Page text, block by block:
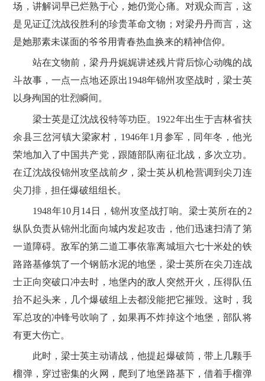
场，讲解词早已烂熟于心，她仍觉心痛。对观众而言，这
是见证辽沈战役胜利的珍贵革命文物；对梁丹丹而言，这
是她那素未谋面的爷爷用青春热血换来的精神信仰。
站在文物前，梁丹丹娓娓讲述残片背后惊心动魄的战
斗故事，一点一点地还原出1948年锦州攻坚战时，梁士英
以身殉国的壮烈瞬间。
梁士英是辽沈战役特等功臣。1922年出生于吉林省扶
余县三岔河镇大梁家村，1946年1月参军，同年冬，他光
荣地加入了中国共产党，跟随部队南征北战，多次立功。
在辽沈战役锦州攻坚战前夕，梁士英从机枪营调到尖刀连
尖刀排，担任爆破组组长。
1948年10月14日，锦州攻坚战打响。梁士英所在的2
纵队负责从锦州北面向城内发起攻击，他们迅速扫清了第
一道障碍。敌军的第二道工事依靠离城垣六七十米处的铁
路路基修筑了一个钢筋水泥的地堡，梁士英所在尖刀连战
士正向突破口冲去时，地堡内的敌人突然开火，压得队伍
抬不起头来，几个爆破组上去都没能把它摧毁。这时，我
军总攻的冲锋号吹响了，如果再不炸掉这个地堡，部队将
有更大伤亡。
此时，梁士英主动请战，他提起爆破筒，带上几颗手
榴弹，穿过密集的火网，爬到了地堡路基下，借着手榴弹